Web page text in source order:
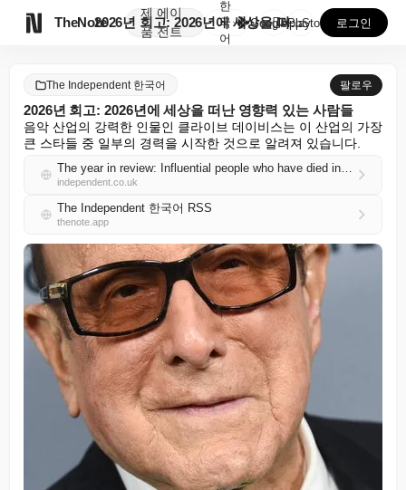
TheNote
제
품
에이
전트
2026년 회고: 2026년에 세상을 떠난 영향력 있는...
한
국
어
GooglePlay
AppStore 로그인
The Independent 한국어 팔로우
2026년 회고: 2026년에 세상을 떠난 영향력 있는 사람들
음악 산업의 강력한 인물인 클라이브 데이비스는 이 산업의 가장
큰 스타들 중 일부의 경력을 시작한 것으로 알려져 있습니다.
The year in review: Influential people who have died in 2026
independent.co.uk
The Independent 한국어 RSS
thenote.app